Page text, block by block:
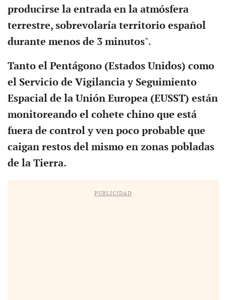
producirse la entrada en la atmósfera
terrestre, sobrevolaría territorio español
durante menos de 3 minutos".
Tanto el Pentágono (Estados Unidos) como
el Servicio de Vigilancia y Seguimiento
Espacial de la Unión Europea (EUSST) están
monitoreando el cohete chino que está
fuera de control y ven poco probable que
caigan restos del mismo en zonas pobladas
de la Tierra.
PUBLICIDAD